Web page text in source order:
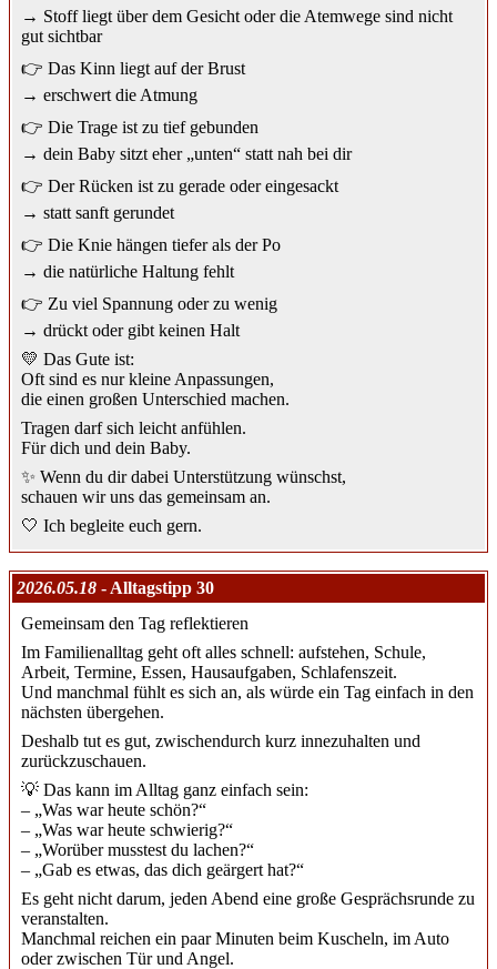
→ Stoff liegt über dem Gesicht oder die Atemwege sind nicht
gut sichtbar
👉 Das Kinn liegt auf der Brust
→ erschwert die Atmung
👉 Die Trage ist zu tief gebunden
→ dein Baby sitzt eher „unten“ statt nah bei dir
👉 Der Rücken ist zu gerade oder eingesackt
→ statt sanft gerundet
👉 Die Knie hängen tiefer als der Po
→ die natürliche Haltung fehlt
👉 Zu viel Spannung oder zu wenig
→ drückt oder gibt keinen Halt
💛 Das Gute ist:
Oft sind es nur kleine Anpassungen,
die einen großen Unterschied machen.
Tragen darf sich leicht anfühlen.
Für dich und dein Baby.
✨ Wenn du dir dabei Unterstützung wünschst,
schauen wir uns das gemeinsam an.
🤍 Ich begleite euch gern.
2026.05.18 - Alltagstipp 30
Gemeinsam den Tag reflektieren
Im Familienalltag geht oft alles schnell: aufstehen, Schule,
Arbeit, Termine, Essen, Hausaufgaben, Schlafenszeit.
Und manchmal fühlt es sich an, als würde ein Tag einfach in den
nächsten übergehen.
Deshalb tut es gut, zwischendurch kurz innezuhalten und
zurückzuschauen.
💡 Das kann im Alltag ganz einfach sein:
– „Was war heute schön?“
– „Was war heute schwierig?“
– „Worüber musstest du lachen?“
– „Gab es etwas, das dich geärgert hat?“
Es geht nicht darum, jeden Abend eine große Gesprächsrunde zu
veranstalten.
Manchmal reichen ein paar Minuten beim Kuscheln, im Auto
oder zwischen Tür und Angel.